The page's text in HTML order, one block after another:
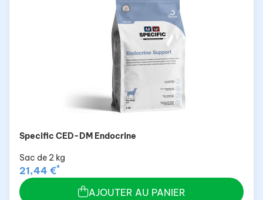
Specific CED-DM Endocrine
Sac de 2 kg
21,44 €*
AJOUTER AU PANIER